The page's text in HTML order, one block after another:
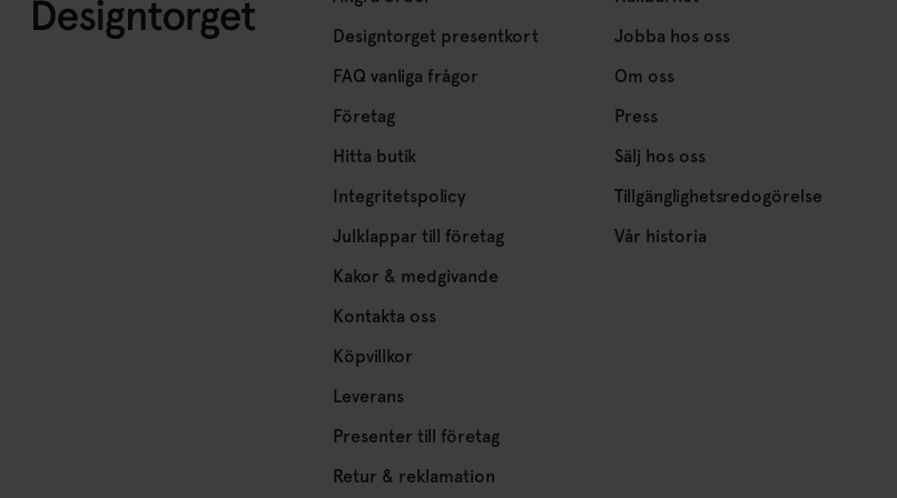
Designtorget presentkort
FAQ vanliga frågor
Företag
Hitta butik
Integritetspolicy
Julklappar till företag
Kakor & medgivande
Kontakta oss
Köpvillkor
Leverans
Presenter till företag
Retur & reklamation
Jobba hos oss
Om oss
Press
Sälj hos oss
Tillgänglighetsredogörelse
Vår historia